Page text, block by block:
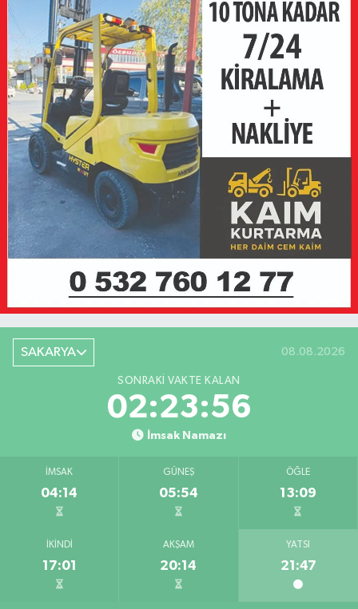
SAKARYA 08.08.2026
SONRAKI VAKTE KALAN
02:23:56
İmsak Namazı
İMSAK
04:14
GÜNEŞ
05:54
ÖĞLE
13:09
İKINDI
17:01
AKŞAM
20:14
YATSI
21:47